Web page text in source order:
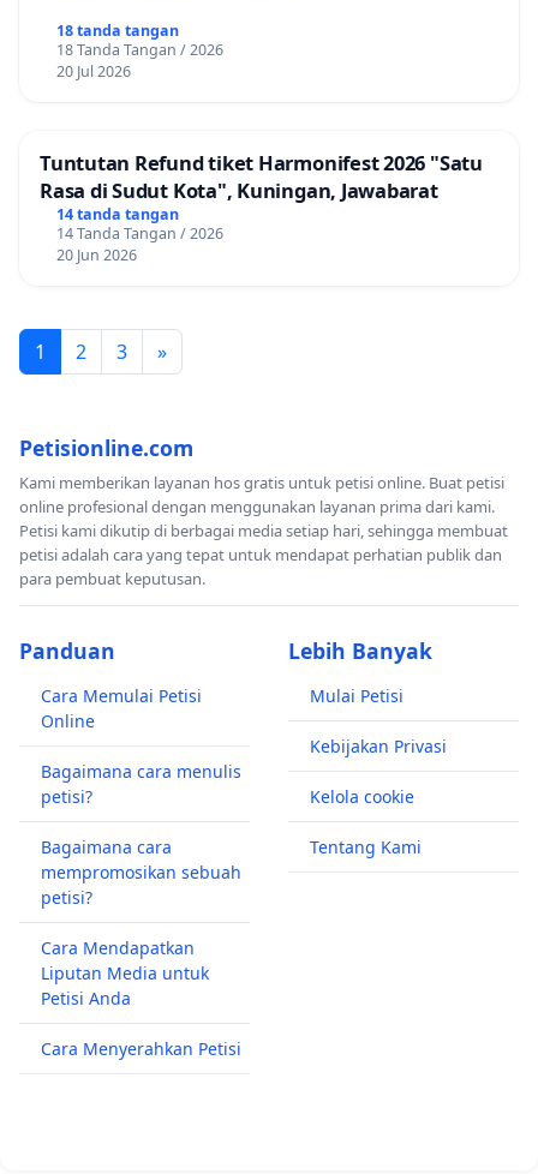
18 tanda tangan
18 Tanda Tangan / 2026
20 Jul 2026
Tuntutan Refund tiket Harmonifest 2026 "Satu
Rasa di Sudut Kota", Kuningan, Jawabarat
14 tanda tangan
14 Tanda Tangan / 2026
20 Jun 2026
1 2 3 »
Petisionline.com
Kami memberikan layanan hos gratis untuk petisi online. Buat petisi
online profesional dengan menggunakan layanan prima dari kami.
Petisi kami dikutip di berbagai media setiap hari, sehingga membuat
petisi adalah cara yang tepat untuk mendapat perhatian publik dan
para pembuat keputusan.
Panduan
Cara Memulai Petisi
Online
Bagaimana cara menulis
petisi?
Bagaimana cara
mempromosikan sebuah
petisi?
Cara Mendapatkan
Liputan Media untuk
Petisi Anda
Cara Menyerahkan Petisi
Lebih Banyak
Mulai Petisi
Kebijakan Privasi
Kelola cookie
Tentang Kami